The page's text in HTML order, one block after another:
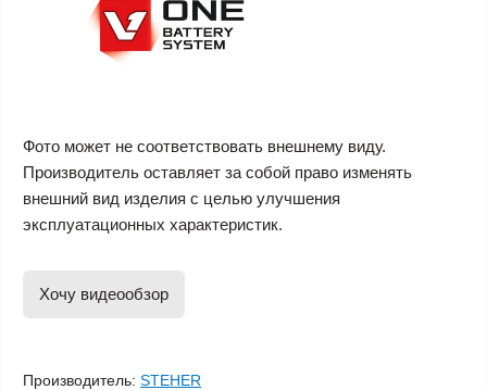
Фото может не соответствовать внешнему виду.
Производитель оставляет за собой право изменять
внешний вид изделия с целью улучшения
эксплуатационных характеристик.
Хочу видеообзор
Производитель: STEHER